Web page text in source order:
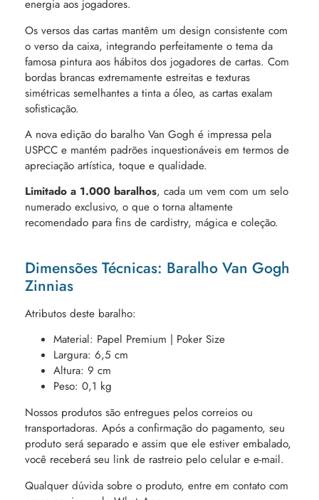
energia aos jogadores.
Os versos das cartas mantêm um design consistente com
o verso da caixa, integrando perfeitamente o tema da
famosa pintura aos hábitos dos jogadores de cartas. Com
bordas brancas extremamente estreitas e texturas
simétricas semelhantes a tinta a óleo, as cartas exalam
sofisticação.
A nova edição do baralho Van Gogh é impressa pela
USPCC e mantém padrões inquestionáveis ​​em termos de
apreciação artística, toque e qualidade.
Limitado a 1.000 baralhos, cada um vem com um selo
numerado exclusivo, o que o torna altamente
recomendado para fins de cardistry, mágica e coleção.
Dimensões Técnicas: Baralho Van Gogh
Zinnias
Atributos deste baralho:
Material: Papel Premium | Poker Size
Largura: 6,5 cm
Altura: 9 cm
Peso: 0,1 kg
Nossos produtos são entregues pelos correios ou
transportadoras. Após a confirmação do pagamento, seu
produto será separado e assim que ele estiver embalado,
você receberá seu link de rastreio pelo celular e e-mail.
Qualquer dúvida sobre o produto, entre em contato com